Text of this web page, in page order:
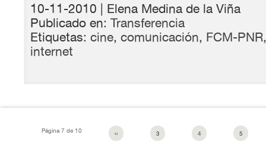
10-11-2010 | Elena Medina de la Viña
Publicado en: Transferencia
Etiquetas: cine, comunicación, FCM-PNR
internet
Página 7 de 10 ‹‹ 3 4 5